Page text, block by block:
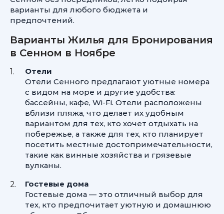
варианты для любого бюджета и
предпочтений.
Варианты Жилья для Бронирования
в Сенном в Ноябре
Отели
Отели Сенного предлагают уютные номера
с видом на море и другие удобства:
бассейны, кафе, Wi-Fi. Отели расположены
вблизи пляжа, что делает их удобным
вариантом для тех, кто хочет отдыхать на
побережье, а также для тех, кто планирует
посетить местные достопримечательности,
такие как винные хозяйства и грязевые
вулканы.
Гостевые дома
Гостевые дома — это отличный выбор для
тех, кто предпочитает уютную и домашнюю